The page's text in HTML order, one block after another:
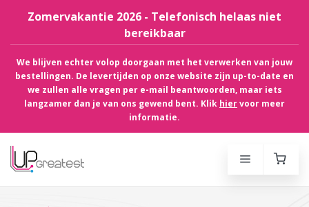
Zomervakantie 2026 - Telefonisch helaas niet
bereikbaar
We blijven echter volop doorgaan met het verwerken van jouw
bestellingen. De levertijden op onze website zijn up-to-date en
we zullen alle vragen per e-mail beantwoorden, maar iets
langzamer dan je van ons gewend bent. Klik hiervoor meer
informatie.